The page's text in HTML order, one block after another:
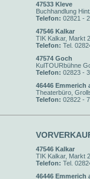
47533 Kleve
Buchhandlung
Telefon: 02821 -
47546 Kalkar
TIK Kalkar, Markt
Telefon: Tel.
47574 Goch
KulTOURbühne
Telefon: 02823 -
46446 Emmerich
Theaterbüro,
Telefon: 02822 -
47546 Kalkar
TIK Kalkar, Markt
Telefon: Tel.
46446 Emmerich